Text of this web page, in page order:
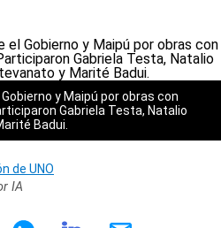
y Maipú por obras con
Gabriela Testa, Natalio
Badui.
de UNO
IA